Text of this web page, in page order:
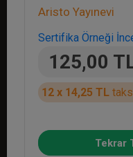
Aristo Yayınevi
Sertifika Örneği
125,00
12 x 14,25 TL
Tekrar